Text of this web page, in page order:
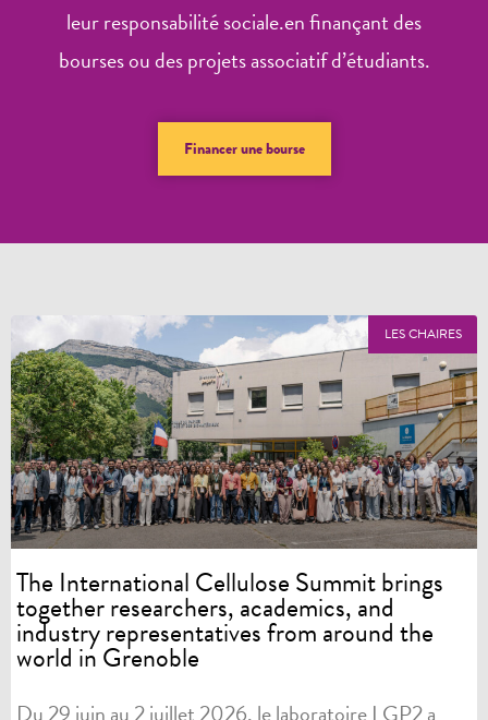
leur responsabilité sociale.en finançant des
bourses ou des projets associatif d’étudiants.
Financer une bourse
LES CHAIRES
The International Cellulose Summit brings
together researchers, academics, and
industry representatives from around the
world in Grenoble